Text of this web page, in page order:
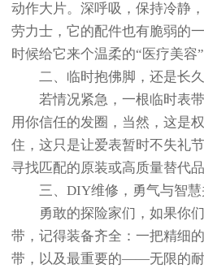
动作大片。深呼吸，保持冷静
劳力士，它的配件也有脆弱的
时候给它来个温柔的“医疗美容”
二、临时抱佛脚，还是长久
若情况紧急，一根临时表带
用你信任的发圈，当然，这是
住，这只是让爱表暂时不失礼
寻找匹配的原装或高质量替代品
三、DIY维修，勇气与智慧
勇敢的探险家们，如果你们
带，记得装备齐全：一把精细
带，以及最重要的——无限的耐